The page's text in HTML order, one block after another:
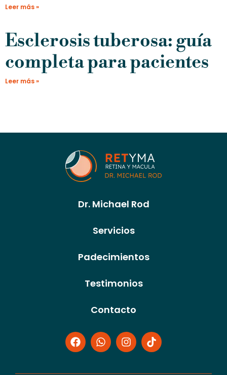
Leer más »
Esclerosis tuberosa: guía
completa para pacientes
Leer más »
Dr. Michael Rod
Servicios
Padecimientos
Testimonios
Contacto